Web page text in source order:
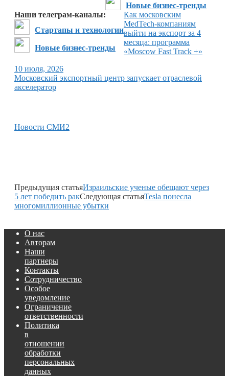
Новые бизнес-тренды
Наши телеграм-каналы:
Стартапы и технологии
Новые бизнес-тренды
Как московским
MedTech-компаниям
выйти на экспорт за 4
месяца: программа
«Moscow Fast Track +»
10 июля, 2026
Московский экспортный центр запускает отраслевой
акселератор
Новости СМИ2
Предыдущая статьяИзраильские ученые обещают через
5 лет победить ракСледующая статьяTesla понесла
многомиллионные убытки
О нас
Авторам
Наши
партнеры
Контакты
Сотрудничество
Особое
уведомление
Ограничение
ответственности
Политика
в
отношении
обработки
персональных
данных